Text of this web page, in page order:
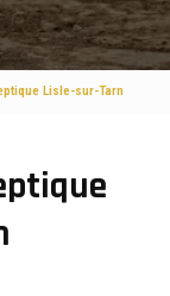
Lisle-sur-Tarn